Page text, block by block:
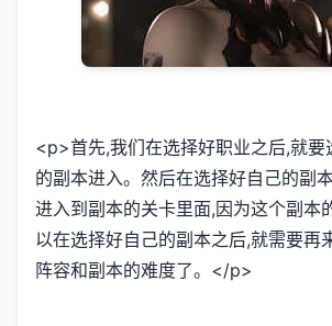
<p>首先,我们在选择好职业之后,就要
的副本进入。然后在选择好自己的副
进入到副本的关卡里面,因为这个副本
以在选择好自己的副本之后,就需要再
阵容和副本的难度了。</p>